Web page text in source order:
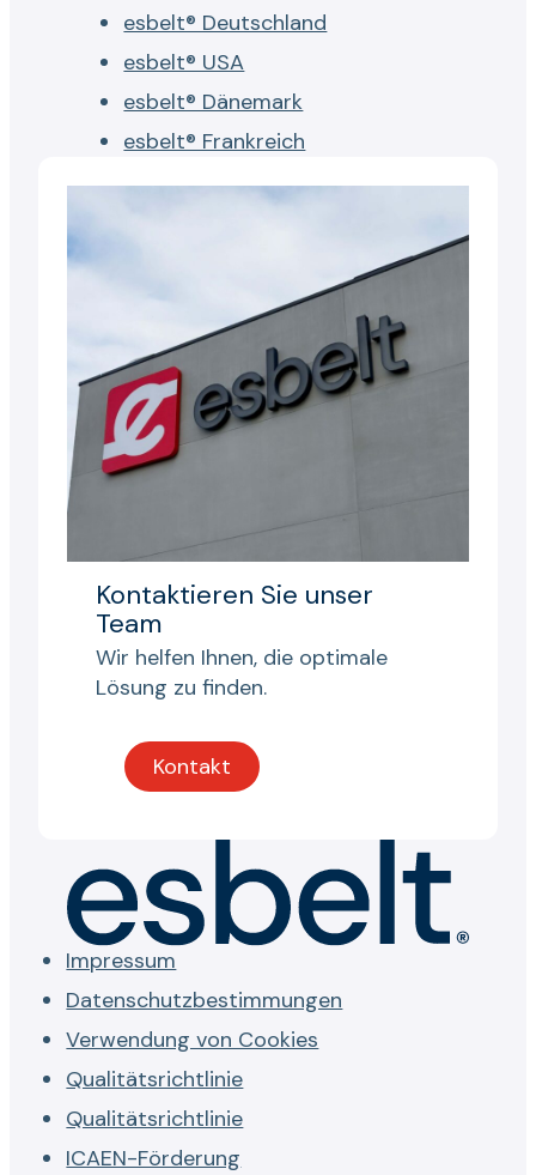
esbelt® Deutschland
esbelt® USA
esbelt® Dänemark
esbelt® Frankreich
Kontaktieren Sie unser
Team
Wir helfen Ihnen, die optimale
Lösung zu finden.
Kontakt
Impressum
Datenschutzbestimmungen
Verwendung von Cookies
Qualitätsrichtlinie
Qualitätsrichtlinie
ICAEN-Förderung